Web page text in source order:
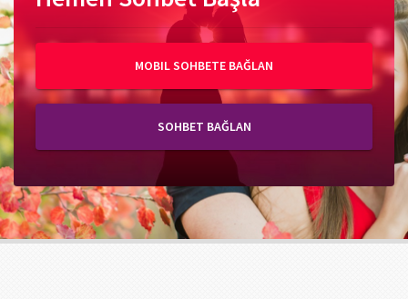
MOBIL SOHBETE BAĞLAN
SOHBET BAĞLAN